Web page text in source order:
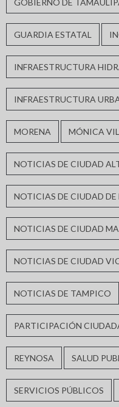
GOBIERNO DE
GUARDIA ESTATAL
INFRAESTRUCTURA
INFRAESTRUCTURA
MORENA MÓNICA
NOTICIAS DE CIUDAD
NOTICIAS DE CIUDAD DE
NOTICIAS DE CIUDAD
NOTICIAS DE CIUDAD
NOTICIAS DE TAMPICO
PARTICIPACIÓN
REYNOSA SALUD
SERVICIOS PÚBLICOS